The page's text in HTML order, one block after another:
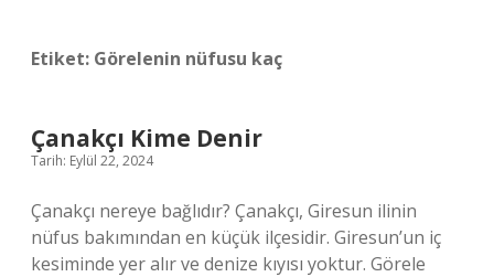
Etiket: Görelenin nüfusu kaç
Çanakçı Kime Denir
Tarih: Eylül 22, 2024
Çanakçı nereye bağlıdır? Çanakçı, Giresun ilinin
nüfus bakımından en küçük ilçesidir. Giresun’un iç
kesiminde yer alır ve denize kıyısı yoktur. Görele